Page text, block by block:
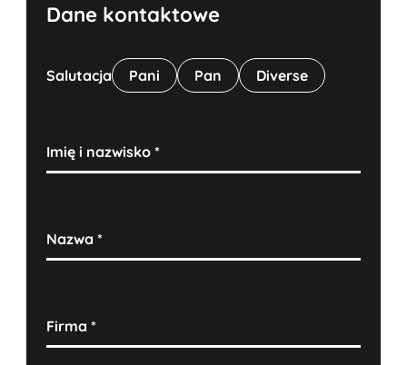
Dane kontaktowe
Salutacja Pani Pan Diverse
Imię i nazwisko*
Nazwa*
Firma*